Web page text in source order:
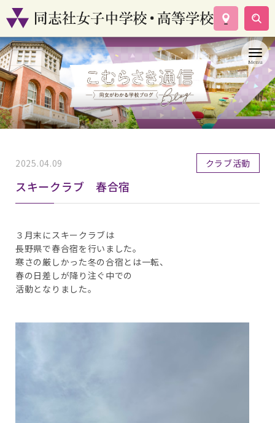
学校案内
コース紹介
学校生活
入試情報
資料請求
2025.04.09 クラブ活動
スキークラブ 春合宿
３月末にスキークラブは
長野県で春合宿を行いました。
寒さの厳しかった冬の合宿とは一転、
春の日差しが降り注ぐ中での
活動となりました。